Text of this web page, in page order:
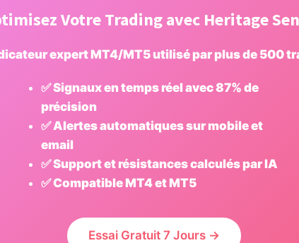
Votre Trading avec Heritage
expert MT4/MT5 utilisé par plus de 500
✅ Signaux en temps réel avec 87% de
précision
✅ Alertes automatiques sur mobile et
email
✅ Support et résistances calculés par IA
✅ Compatible MT4 et MT5
Essai Gratuit 7 Jours →